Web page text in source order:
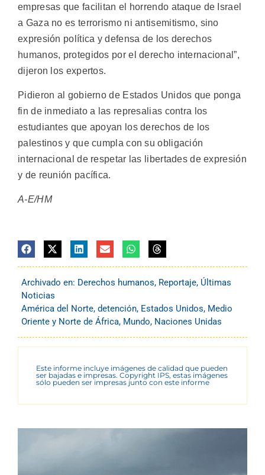
empresas que facilitan el horrendo ataque de Israel
a Gaza no es terrorismo ni antisemitismo, sino
expresión política y defensa de los derechos
humanos, protegidos por el derecho internacional”,
dijeron los expertos.
Pidieron al gobierno de Estados Unidos que ponga
fin de inmediato a las represalias contra los
estudiantes que apoyan los derechos de los
palestinos y que cumpla con su obligación
internacional de respetar las libertades de expresión
y de reunión pacífica.
A-E/HM
Archivado en: Derechos humanos, Reportaje, Últimas
Noticias
América del Norte, detención, Estados Unidos, Medio
Oriente y Norte de África, Mundo, Naciones Unidas
Este informe incluye imágenes de calidad que pueden
ser bajadas e impresas. Copyright IPS, estas imágenes
sólo pueden ser impresas junto con este informe